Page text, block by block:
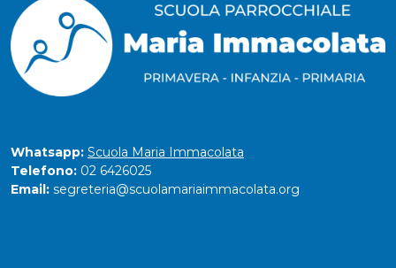
Whatsapp: Scuola Maria Immacolata
Telefono: 02 6426025
Email: segreteria@scuolamariaimmacolata.org